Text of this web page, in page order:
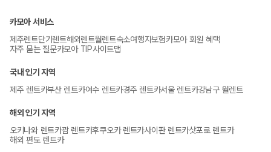
카모아 서비스
제주렌트단기렌트해외렌트월렌트숙소여행자보험카모아 회원 혜택
자주 묻는 질문카모아 TIP사이트맵
국내 인기 지역
제주 렌트카부산 렌트카여수 렌트카경주 렌트카서울 렌트카강남구 월렌트
해외 인기 지역
오키나와 렌트카괌 렌트카후쿠오카 렌트카사이판 렌트카삿포로 렌트카
해외 편도 렌트카